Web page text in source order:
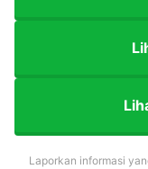
Laporkan informasi